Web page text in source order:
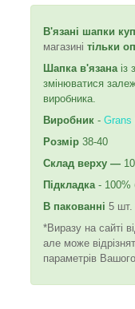
В'язані шапки
магазині тільки
Шапка в'язана із
змінюватися
виробника.
Виробник -
Розмір 38-40
Склад верху —
Підкладка - 100%
В пакованні 5 шт.
*Виразу на сайті
але може
параметрів